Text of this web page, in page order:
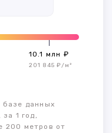
10.1 млн ₽
201 845 ₽/м²
базе данных
1 год,
200 метров от